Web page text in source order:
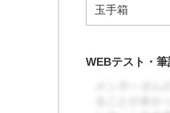
玉手箱
WEBテスト・